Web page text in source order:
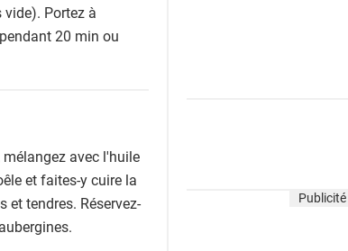
vide). Portez à
20 min ou
avec l'huile
et faites-y cuire la
et tendres. Réservez-
Publicité